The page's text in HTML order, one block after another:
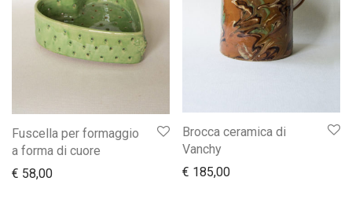
Fuscella per formaggio
a forma di cuore
€ 58,00
Brocca ceramica di
Vanchy
€ 185,00